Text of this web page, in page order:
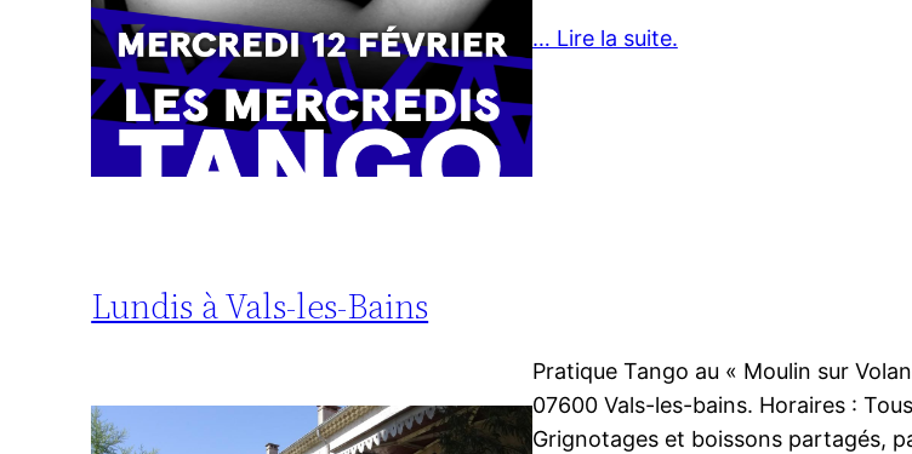
… Lire la suite.
Lundis à Vals-les-Bains
Pratique Tango au « Moulin sur
07600 Vals-les-bains. Horaires :
Grignotages et boissons partagés,